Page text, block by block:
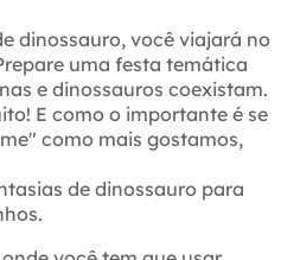
dinossauro, você viajará no
uma festa temática
e dinossauros coexistam.
E como o importante é se
como mais gostamos,
de dinossauro para